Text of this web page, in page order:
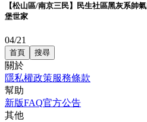
【松山區/南京三民】民生社區黑灰系帥
堡世家
04/21
首頁 搜尋
關於
隱私權政策服務條款
幫助
新版FAQ官方公告
其他